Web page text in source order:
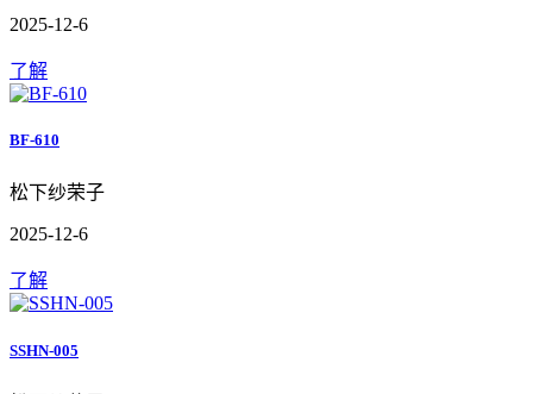
2025-12-6
了解
BF-610
松下纱荣子
2025-12-6
了解
SSHN-005